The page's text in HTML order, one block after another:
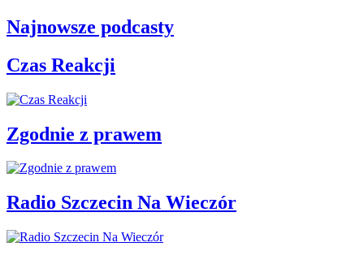
Najnowsze podcasty
Czas Reakcji
Zgodnie z prawem
Radio Szczecin Na Wieczór